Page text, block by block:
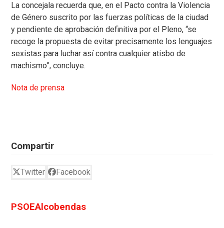
La concejala recuerda que, en el Pacto contra la Violencia
de Género suscrito por las fuerzas políticas de la ciudad
y pendiente de aprobación definitiva por el Pleno, “se
recoge la propuesta de evitar precisamente los lenguajes
sexistas para luchar así contra cualquier atisbo de
machismo”, concluye.
Nota de prensa
Compartir
Twitter Facebook
PSOEAlcobendas